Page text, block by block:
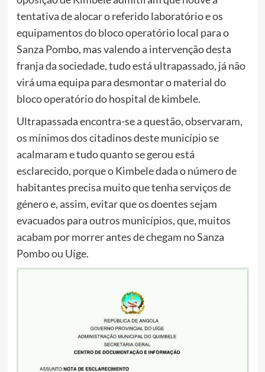
tentativa de alocar o referido laboratório e os
equipamentos do bloco operatório local para o
Sanza Pombo, mas valendo a intervenção desta
franja da sociedade, tudo está ultrapassado, já não
virá uma equipa para desmontar o material do
bloco operatório do hospital de kimbele.
Ultrapassada encontra-se a questão, observaram,
os mínimos dos citadinos deste município se
acalmaram e tudo quanto se gerou está
esclarecido, porque o Kimbele dada o número de
habitantes precisa muito que tenha serviços de
género e, assim, evitar que os doentes sejam
evacuados para outros municípios, que, muitos
acabam por morrer antes de chegam no Sanza
Pombo ou Uíge.